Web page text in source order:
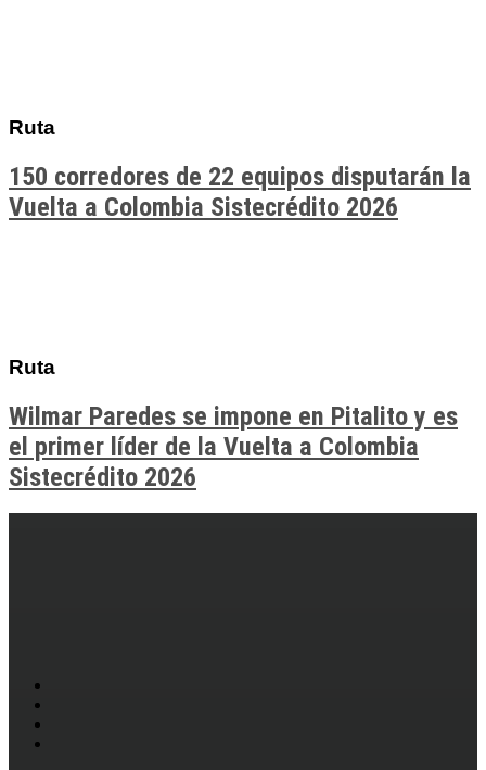
Ruta
150 corredores de 22 equipos disputarán la
Vuelta a Colombia Sistecrédito 2026
Ruta
Wilmar Paredes se impone en Pitalito y es
el primer líder de la Vuelta a Colombia
Sistecrédito 2026